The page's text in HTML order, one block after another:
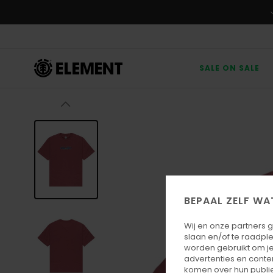
Productinformatie
SALE ON SALE
BEPAAL ZELF
Wij en onze partners
slaan en/of te
worden gebruikt om
advertenties en
komen over hun